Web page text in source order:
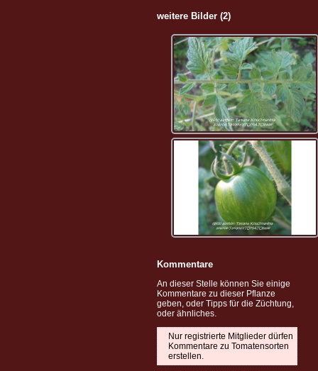
weitere Bilder (2)
Kommentare
An dieser Stelle können Sie einige
Kommentare zu dieser Pflanze
geben, oder Tipps für die Züchtung,
oder ähnliches.
Nur registrierte Mitglieder dürfen
Kommentare zu Tomatensorten
erstellen.